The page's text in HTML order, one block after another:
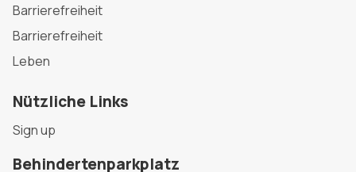
Barrierefreiheit
Barrierefreiheit
Leben
Nützliche Links
Sign up
Behindertenparkplatz